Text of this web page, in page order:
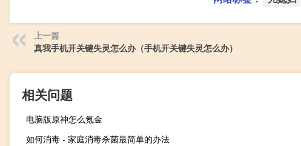
上一篇
真我手机开关键失灵怎么办（手机开关键失灵怎么办）
相关问题
电脑版原神怎么氪金
如何消毒 - 家庭消毒杀菌最简单的办法